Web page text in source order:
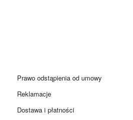
Prawo odstąpienia od umowy
Reklamacje
Dostawa i płatności